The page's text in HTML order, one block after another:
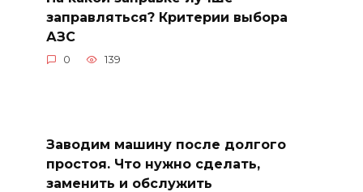
заправляться? Критерии выбора
АЗС
0 139
Заводим машину после долгого
простоя. Что нужно сделать,
заменить и обслужить